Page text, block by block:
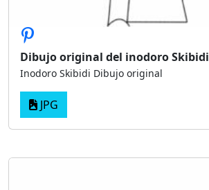
Dibujo original del inodoro Skibidi
Inodoro Skibidi Dibujo original
JPG